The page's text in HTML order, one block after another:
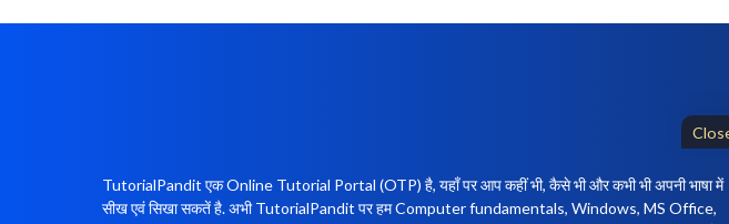
TutorialPandit एक Online Tutorial Portal (OTP) है, यहाँ पर आप कहीं भी, कैसे भी और कभी भी अपनी भाषा में
सीख एवं सिखा सकतें है. अभी TutorialPandit पर हम Computer fundamentals, Windows, MS Office,